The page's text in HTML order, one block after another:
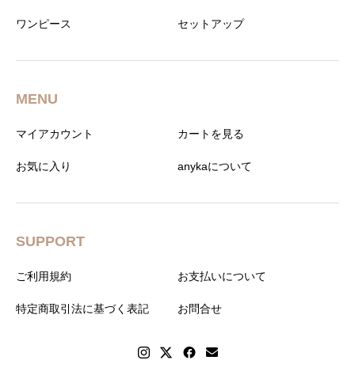
ワンピース セットアップ
MENU
マイアカウント カートを見る
お気に入り anykaについて
SUPPORT
ご利用規約 お支払いについて
特定商取引法に基づく表記 お問合せ